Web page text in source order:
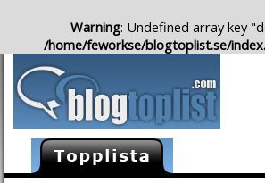
Warning: Undefined array key
/home/feworkse/blogtoplist.se/